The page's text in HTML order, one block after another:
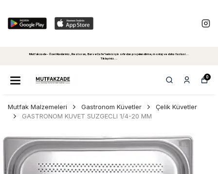
Mutfakzade - Özel Alanlariniz, Restoran, Bar ve Cafe'leriniz için sıfırdan projelendirme, montaj ve daha fazlasi...
Tiklayiniz...
0
Mutfak Malzemeleri Gastronom Küvetler
Çelik Küvetler
GASTRONOM KUVET SUZGECLI 1/4-20 MM